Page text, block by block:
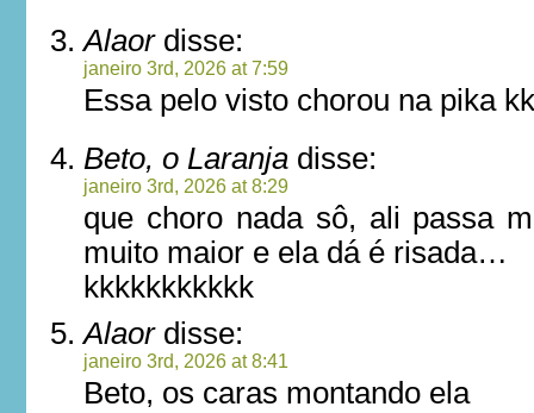
Alaordisse:
janeiro 3rd, 2026 at 7:59
Essa pelo visto chorou na pika
Beto, o Laranja disse:
janeiro 3rd, 2026 at 8:29
que choro nada sô, ali passa
muito maior e ela dá é risada…
kkkkkkkkkkk
Alaordisse:
janeiro 3rd, 2026 at 8:41
Beto, os caras montando ela